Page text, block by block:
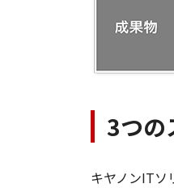
3つの
キヤノンITソ